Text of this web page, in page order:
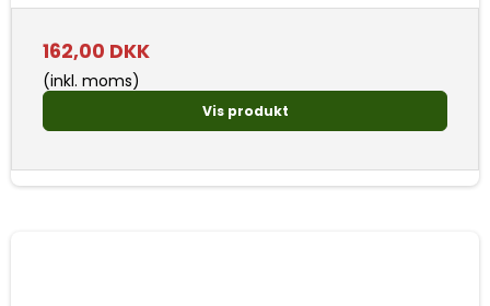
162,00 DKK
(inkl. moms)
Vis produkt